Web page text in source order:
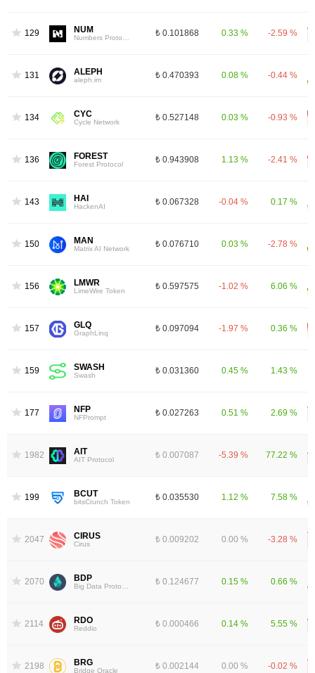
1299 NUM ₺ 0.101868 0.33 % -2.59 %
1316 ALEPH
aleph.im ₺ 0.470393 0.08 % -0.44 %
1346 CYC
Cycle Network ₺ 0.527148 0.03 % -0.93 %
1363 FOREST
Forest Protocol ₺ 0.943908 1.13 % -2.41 %
1435 HAI
HackenAI ₺ 0.067328 -0.04 % 0.17 %
1502 MAN
Matrix AI Network ₺ 0.076710 0.03 % -2.78 %
1569 LMWR
LimeWire Token ₺ 0.597575 -1.02 % 6.06 %
1577 GLQ
GraphLinq ₺ 0.097094 -1.97 % 0.36 %
1591 SWASH
Swash ₺ 0.031360 0.45 % 1.43 %
1775 NFP
NFPrompt ₺ 0.027263 0.51 % 2.69 %
1982 AIT
AIT Protocol ₺ 0.007087 -5.39 % 77.22 %
1995 BCUT
bitsCrunch Token ₺ 0.035530 1.12 % 7.58 %
2047 CIRUS
Cirus ₺ 0.009202 0.00 % -3.28 %
2070 BDP ₺ 0.124677 0.15 % 0.66 %
2114 RDO
Reddio ₺ 0.000466 0.14 % 5.55 %
2198 BRG
Bridge Oracle ₺ 0.002144 0.00 % -0.02 %